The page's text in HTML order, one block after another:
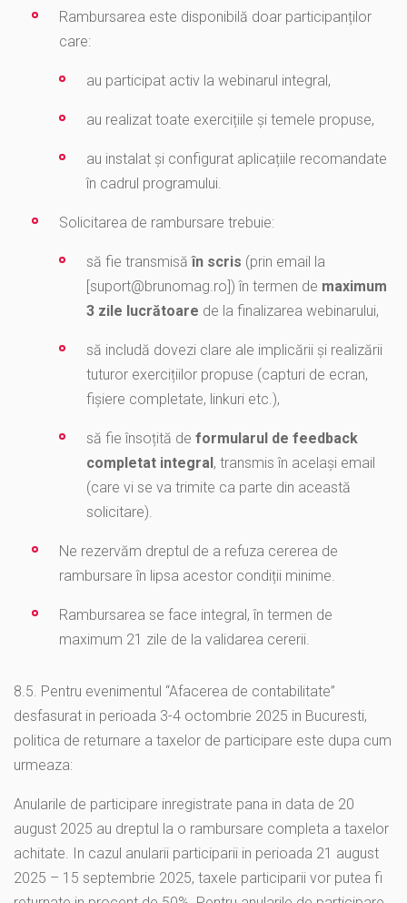
Rambursarea este disponibilă doar participanților
care:
au participat activ la webinarul integral,
au realizat toate exercițiile și temele propuse,
au instalat și configurat aplicațiile recomandate
în cadrul programului.
Solicitarea de rambursare trebuie:
să fie transmisăîn scris (prin email la
[suport@brunomag.ro]) în termen de maximum
3 zile lucrătoare de la finalizarea webinarului,
să includă dovezi clare ale implicării și realizării
tuturor exercițiilor propuse (capturi de ecran,
fișiere completate, linkuri etc.),
să fie însoțită de formularul de feedback
completat integral, transmis în același email
(care vi se va trimite ca parte din această
solicitare).
Ne rezervăm dreptul de a refuza cererea de
rambursare în lipsa acestor condiții minime.
Rambursarea se face integral, în termen de
maximum 21 zile de la validarea cererii.
8.5. Pentru evenimentul “Afacerea de contabilitate”
desfasurat in perioada 3-4 octombrie 2025 in Bucuresti,
politica de returnare a taxelor de participare este dupa cum
urmeaza:
Anularile de participare inregistrate pana in data de 20
august 2025 au dreptul la o rambursare completa a taxelor
achitate. In cazul anularii participarii in perioada 21 august
2025 – 15 septembrie 2025, taxele participarii vor putea fi